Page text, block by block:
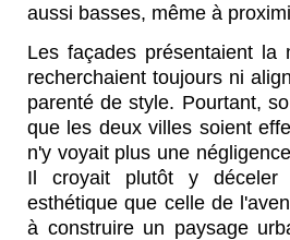
aussi basses, même à
Les façades présentaient la
recherchaient toujours ni
parenté de style. Pourtant,
que les deux villes soient
n'y voyait plus une
Il croyait plutôt y déceler
esthétique que celle de
à construire un paysage